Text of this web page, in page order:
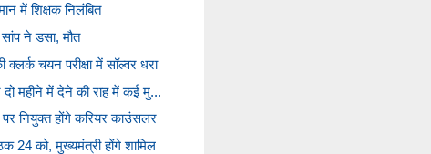
में शिक्षक निलंबित
ने डसा, मौत
क्लर्क चयन परीक्षा में सॉल्वर धरा
दो महीने में देने की राह में कई मु...
पर नियुक्त होंगे करियर काउंसलर
24 को, मुख्यमंत्री होंगे शामिल